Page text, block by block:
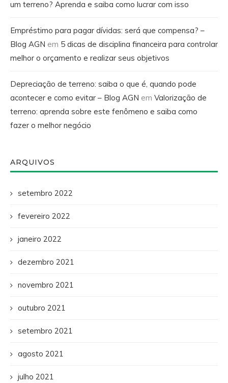
um terreno? Aprenda e saiba como lucrar com isso
Empréstimo para pagar dívidas: será que compensa? –
Blog AGN em 5 dicas de disciplina financeira para controlar
melhor o orçamento e realizar seus objetivos
Depreciação de terreno: saiba o que é, quando pode
acontecer e como evitar – Blog AGN em Valorização de
terreno: aprenda sobre este fenômeno e saiba como
fazer o melhor negócio
ARQUIVOS
setembro 2022
fevereiro 2022
janeiro 2022
dezembro 2021
novembro 2021
outubro 2021
setembro 2021
agosto 2021
julho 2021